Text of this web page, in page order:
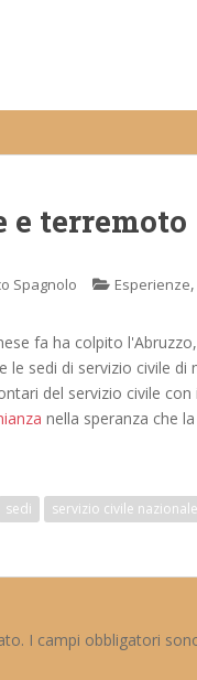
terremoto
Spagnolo Esperienze,
fa ha colpito
le sedi di servizio civile di
del servizio civile
nella speranza che
sedi servizio civile nazionale
I campi obbligatori